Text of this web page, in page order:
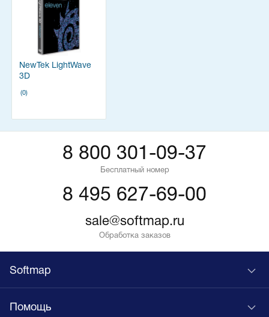
NewTek LightWave
3D
(0)
8 800 301-09-37
Бесплатный номер
8 495 627-69-00
sale@softmap.ru
Обработка заказов
Softmap
Помощь